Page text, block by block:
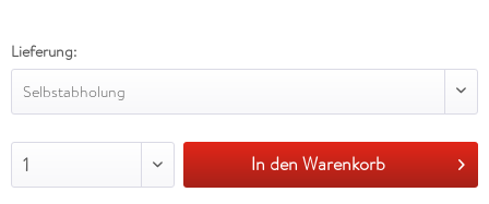
Lieferung:
Selbstabholung
1 In den Warenkorb